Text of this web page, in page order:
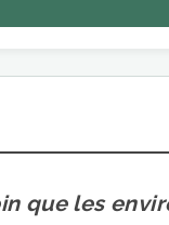
que les